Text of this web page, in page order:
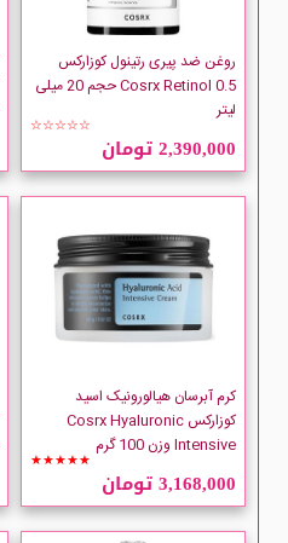
روغن ضد پیری رتینول کوزارکس
Cosrx Retinol 0.5 حجم 20 میلی
لیتر
☆☆☆☆☆
2,390,000 تومان
کرم آبرسان هیالورونیک اسید
کوزارکس Cosrx Hyaluronic
Intensive وزن 100 گرم
★★★★★
3,168,000 تومان